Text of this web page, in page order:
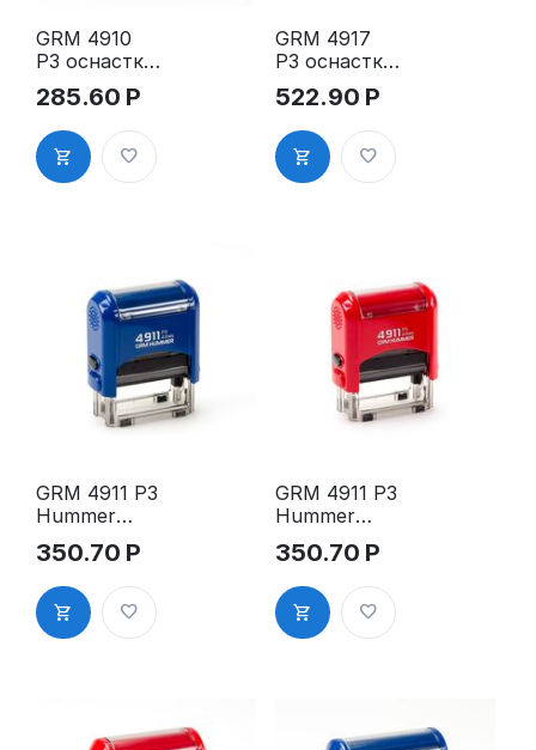
GRM 4910
P3 оснастка
для штампа,
26х9мм,
корпус
фиолетовый
глянцевый
285.60 Р
GRM 4917
P3 оснастка
для штампа,
50х10мм,
корпус
чёрный
глянцевый
522.90 Р
GRM 4911 P3
Hummer
оснастка
для штампа,
38х14мм,
корпус
синий
350.70 Р
GRM 4911 P3
Hummer
оснастка
для штампа,
38х14мм,
корпус
красный
350.70 Р